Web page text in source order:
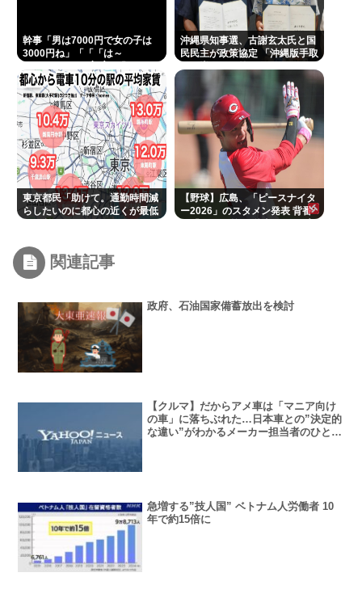
幹事「男は7000円で女の子は
3000円ね」「「「は～
ょっと待てよ」
沖縄県知事選、古謝玄太氏と国
民民主が政策協定 「沖縄版手取
東京都民「助けて。通勤時間減
らしたいのに都心の近くが最低
【野球】広島、「ピースナイタ
ー2026」のスタメン発表 背番
関連記事
政府、石油国家備蓄放出を検討
【クルマ】だからアメ車は「マニア向け
の車」に落ちぶれた…日本車との”決定的
な違い”がわかるメーカー担当者のひと言
急増する”技人国” ベトナム人労働者 10
年で約15倍に